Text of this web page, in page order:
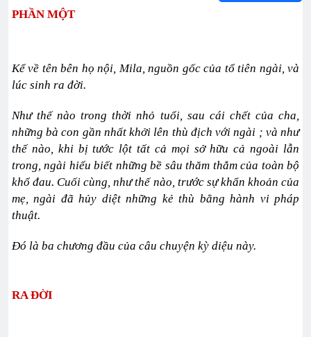
PHẦN MỘT
Kể về tên bên họ nội, Mila, nguồn gốc của tổ tiên ngài, và
lúc sinh ra đời.
Như thế nào trong thời nhỏ tuổi, sau cái chết của cha,
những bà con gần nhất khởi lên thù địch với ngài ; và như
thế nào, khi bị tước lột tất cả mọi sở hữu cả ngoài lẫn
trong, ngài hiểu biết những bề sâu thăm thẳm của toàn bộ
khổ đau. Cuối cùng, như thế nào, trước sự khẩn khoản của
mẹ, ngài đã hủy diệt những kẻ thù bằng hành vi pháp
thuật.
Đó là ba chương đầu của câu chuyện kỳ diệu này.
RA ĐỜI